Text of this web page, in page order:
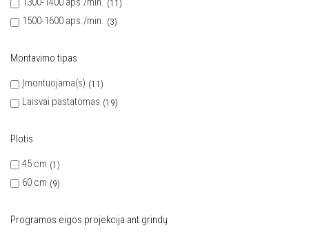
11
1500-1600 aps./min. 3
Montavimo tipas
Įmontuojama(s)
11
Laisvai pastatomas 19
Plotis
45 cm
1
60 cm 9
Programos eigos projekcija ant grindų